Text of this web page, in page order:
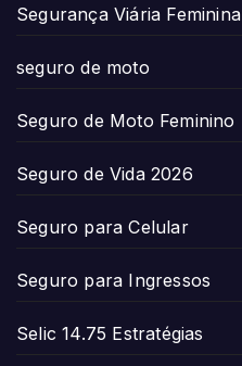
Segurança Viária Feminina
seguro de moto
Seguro de Moto Feminino
Seguro de Vida 2026
Seguro para Celular
Seguro para Ingressos
Selic 14.75 Estratégias